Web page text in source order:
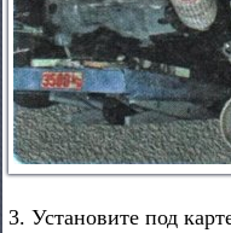
3. Установите под